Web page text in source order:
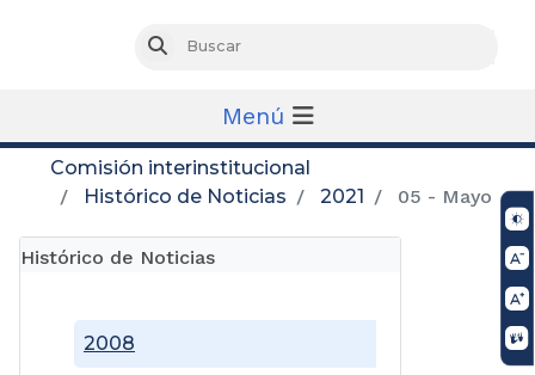
Buscar
Menú
Comisión interinstitucional
Histórico de Noticias
2021 05 - Mayo
Histórico de Noticias
2008